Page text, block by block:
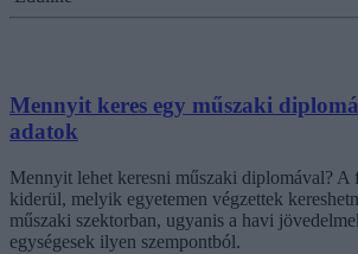
Mennyit keres egy műszaki
adatok
Mennyit lehet keresni műszaki diplomával? A
kiderül, melyik egyetemen végzettek
műszaki szektorban, ugyanis a havi
egységesek ilyen szempontból.